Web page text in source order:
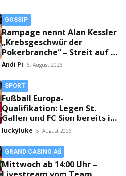
GOSSIP
Rampage nennt Alan Kessler
„Krebsgeschwür der
Pokerbranche“ – Streit auf X
eskaliert!
Andi Pi 6. August 2026
SPORT
Fußball Europa-
Qualifikation: Legen St.
Gallen und FC Sion bereits im
Hinspiel den Grundstein fürs
Weiterkommen?
luckyluke 5. August 2026
GRAND CASINO AŠ
Mittwoch ab 14:00 Uhr –